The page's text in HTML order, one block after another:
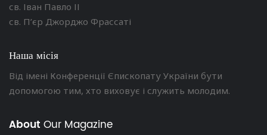
св. Іван Павло ІІ
св. П’єр Джорджо Фрассаті
Наша місія
Від імені Конференції Єпископату України бути
допомогою тим, хто виховує і служить молодим.
About Our Magazine